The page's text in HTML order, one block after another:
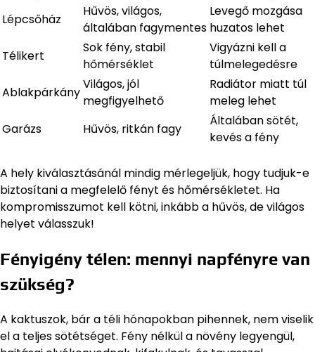
Lépcsőház
Hűvös, világos,
általában fagymentes
Levegő mozgása
huzatos lehet
Télikert
Sok fény, stabil
hőmérséklet
Vigyázni kell a
túlmelegedésre
Ablakpárkány
Világos, jól
megfigyelhető
Radiátor miatt túl
meleg lehet
Garázs
Hűvös, ritkán fagy
Általában sötét,
kevés a fény
A hely kiválasztásánál mindig mérlegeljük, hogy tudjuk-e
biztosítani a megfelelő fényt és hőmérsékletet. Ha
kompromisszumot kell kötni, inkább a hűvös, de világos
helyet válasszuk!
Fényigény télen: mennyi napfényre van
szükség?
A kaktuszok, bár a téli hónapokban pihennek, nem viselik
el a teljes sötétséget. Fény nélkül a növény legyengül,